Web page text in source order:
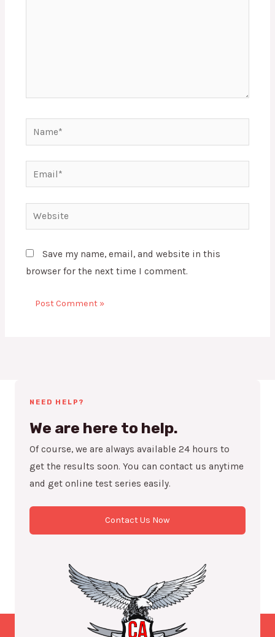
Name*
Email*
Website
Save my name, email, and website in this
browser for the next time I comment.
NEED HELP?
We are here to help.
Of course, we are always available 24 hours to
get the results soon. You can contact us anytime
and get online test series easily.
Contact Us Now